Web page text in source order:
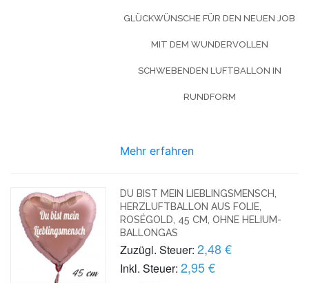
GLÜCKWÜNSCHE FÜR DEN NEUEN JOB
MIT DEM WUNDERVOLLEN
SCHWEBENDEN LUFTBALLON IN
RUNDFORM
Mehr erfahren
DU BIST MEIN LIEBLINGSMENSCH,
HERZLUFTBALLON AUS FOLIE,
ROSÉGOLD, 45 CM, OHNE HELIUM-
BALLONGAS
Zuzügl. Steuer: 2,48 €
Inkl. Steuer: 2,95 €